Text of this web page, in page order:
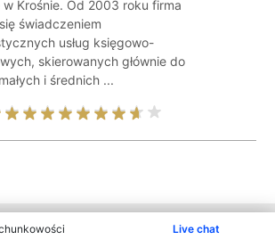
Live chat
w Krośnie. Od 2003 roku firma
świadczeniem
usług księgowo-
skierowanych głównie do
i średnich ...
z województwa